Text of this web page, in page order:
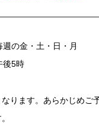
の金・土・日・月
後5時
ります。あらかじめご